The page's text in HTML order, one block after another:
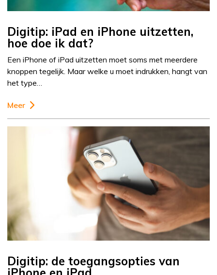
Digitip: iPad en iPhone uitzetten,
hoe doe ik dat?
Een iPhone of iPad uitzetten moet soms met meerdere
knoppen tegelijk. Maar welke u moet indrukken, hangt van
het type…
Meer
Digitip: de toegangsopties van